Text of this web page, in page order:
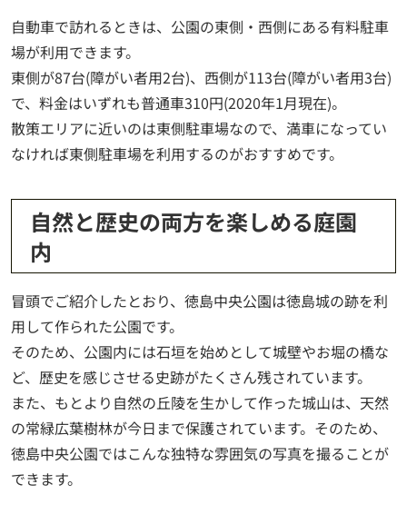
自動車で訪れるときは、公園の東側・西側にある有料駐車
場が利用できます。
東側が87台(障がい者用2台)、西側が113台(障がい者用3台)
で、料金はいずれも普通車310円(2020年1月現在)。
散策エリアに近いのは東側駐車場なので、満車になってい
なければ東側駐車場を利用するのがおすすめです。
自然と歴史の両方を楽しめる庭園
内
冒頭でご紹介したとおり、徳島中央公園は徳島城の跡を利
用して作られた公園です。
そのため、公園内には石垣を始めとして城壁やお堀の橋な
ど、歴史を感じさせる史跡がたくさん残されています。
また、もとより自然の丘陵を生かして作った城山は、天然
の常緑広葉樹林が今日まで保護されています。そのため、
徳島中央公園ではこんな独特な雰囲気の写真を撮ることが
できます。